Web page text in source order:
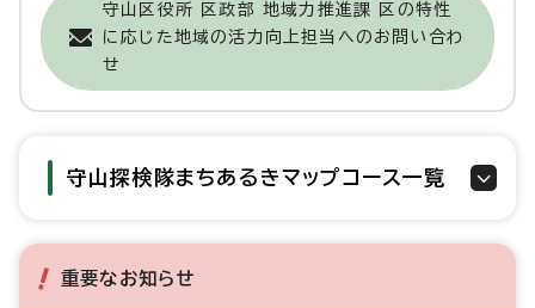
守山区役所 区政部 地域力推進課 区の特性
に応じた地域の活力向上担当へのお問い合わ
せ
守山探検隊まちあるきマップコース一覧
重要なお知らせ